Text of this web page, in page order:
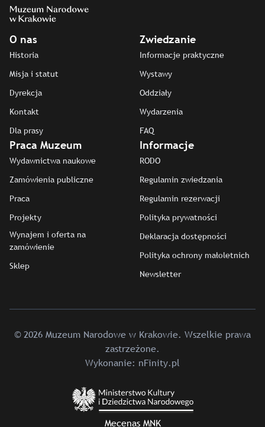
O nas
Historia
Misja i statut
Dyrekcja
Kontakt
Dla prasy
Zwiedzanie
Informacje praktyczne
Wystawy
Oddziały
Wydarzenia
FAQ
Praca Muzeum
Wydawnictwa naukowe
Zamówienia publiczne
Praca
Projekty
Wynajem i oferta na
zamówienie
Sklep
Informacje
RODO
Regulamin zwiedzania
Regulamin rezerwacji
Polityka prywatności
Deklaracja dostępności
Polityka ochrony małoletnich
Newsletter
© 2026 Muzeum Narodowe w Krakowie. Wszelkie prawa
zastrzeżone.
Wykonanie: nFinity.pl
Mecenas MNK